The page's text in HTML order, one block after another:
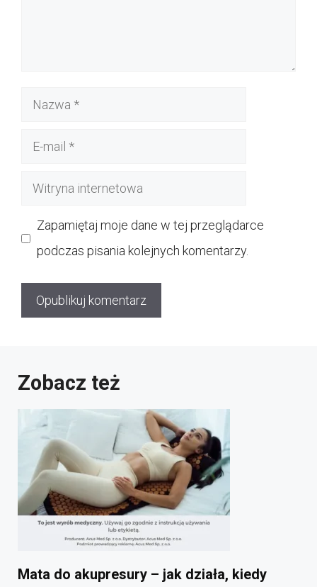
Nazwa
Witryna
Zapamiętaj moje dane w tej przeglądarce
podczas pisania kolejnych komentarzy.
Zobacz też
Mata do akupresury – jak działa, kiedy